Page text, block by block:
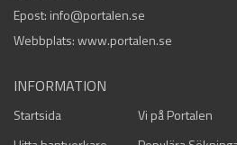
Epost: info@portalen.se
Webbplats: www.portalen.se
INFORMATION
Startsida Vi på Portalen